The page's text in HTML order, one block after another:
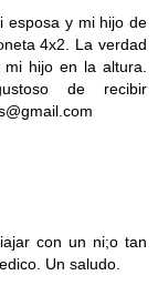
esposa y mi hijo de
4x2. La verdad
mi hijo en la altura.
de recibir
con un ni;o tan
Un saludo.